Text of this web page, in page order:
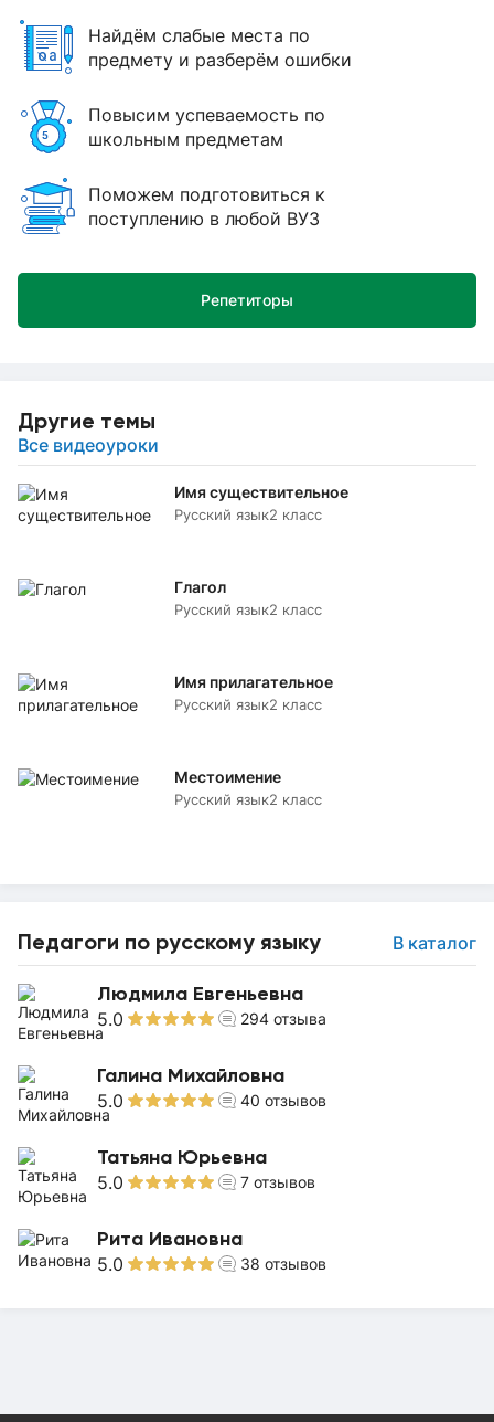
Другие темы
Все видеоуроки
Имя существительное
Русский язык2 класс
Глагол
Русский язык2 класс
Имя прилагательное
Русский язык2 класс
Местоимение
Русский язык2 класс
Педагоги по русскому языку В каталог
Людмила Евгеньевна
5.0 294 отзыва
Галина Михайловна
5.0 40 отзывов
Татьяна Юрьевна
5.0 7 отзывов
Рита Ивановна
5.0 38 отзывов
Найдём слабые места по
предмету и разберём ошибки
Повысим успеваемость по
школьным предметам
Поможем подготовиться к
поступлению в любой ВУЗ
Репетиторы